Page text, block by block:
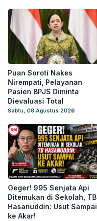
Puan Soroti Nakes
Nirempati, Pelayanan
Pasien BPJS Diminta
Dievaluasi Total
Sabtu, 08 Agustus 2026
Geger! 995 Senjata Api
Ditemukan di Sekolah, TB
Hasanuddin: Usut Sampai
ke Akar!